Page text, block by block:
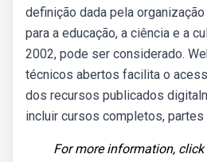
definição dada pela
para a educação, a ciência e a
2002, pode ser considerado.
técnicos abertos facilita o
dos recursos publicados
incluir cursos completos, partes
For more information,